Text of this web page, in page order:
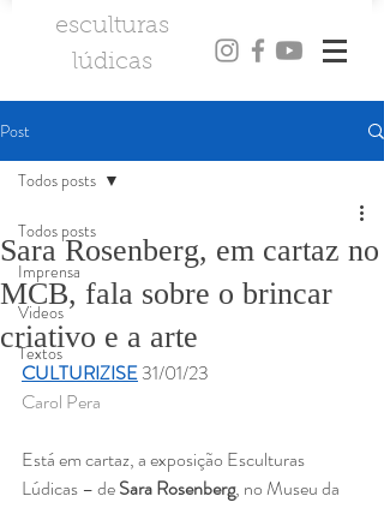
esculturas
lúdicas
Post
Todos posts
Imprensa
Videos
Textos
Todos posts
Sara Rosenberg, em cartaz no
MCB, fala sobre o brincar
criativo e a arte
CULTURIZISE 31/01/23
Carol Pera
Está em cartaz, a exposição Esculturas
Lúdicas – de Sara Rosenberg, no Museu da